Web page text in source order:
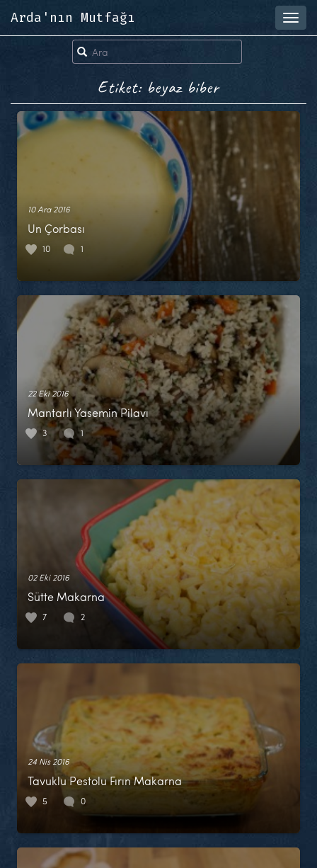
Arda'nın Mutfağı
Etiket: beyaz biber
10 Ara 2016
Un Çorbası
10 1
22 Eki 2016
Mantarlı Yasemin Pilavı
3 1
02 Eki 2016
Sütte Makarna
7 2
24 Nis 2016
Tavuklu Pestolu Fırın Makarna
5 0